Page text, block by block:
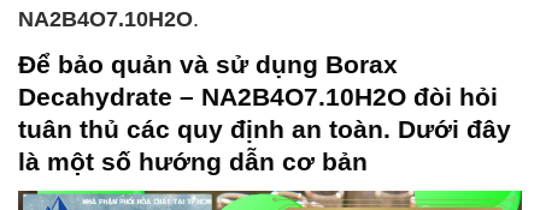
NA2B4O7.10H2O.
Để bảo quản và sử dụng Borax
Decahydrate – NA2B4O7.10H2O đòi hỏi
tuân thủ các quy định an toàn. Dưới đây
là một số hướng dẫn cơ bản